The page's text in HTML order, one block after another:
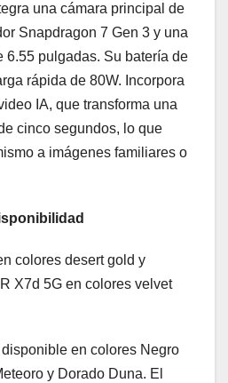
una cámara principal de
Snapdragon 7 Gen 3 y una
6.55 pulgadas. Su batería de
rápida de 80W. Incorpora
IA, que transforma una
cinco segundos, lo que
a imágenes familiares o
colores desert gold y
X7d 5G en colores velvet
en colores Negro
y Dorado Duna. El